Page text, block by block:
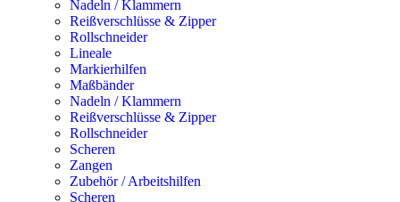
Nadeln / Klammern
Reißverschlüsse & Zipper
Rollschneider
Lineale
Markierhilfen
Maßbänder
Nadeln / Klammern
Reißverschlüsse & Zipper
Rollschneider
Scheren
Zangen
Zubehör / Arbeitshilfen
Scheren